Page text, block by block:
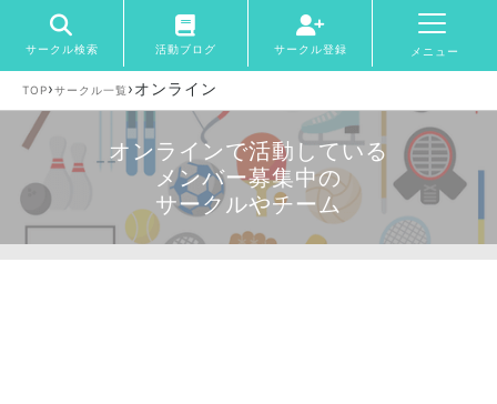
サークル検索 活動ブログ サークル登録 メニュー
TOP›サークル一覧 ›オンライン
オンラインで活動している
メンバー募集中の
サークルやチーム